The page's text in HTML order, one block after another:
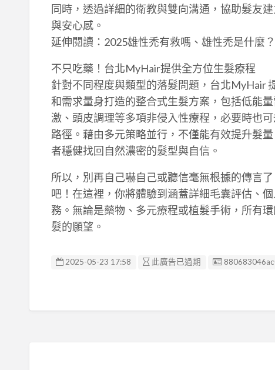
同時，透過詳細的衛教與雙向溝通，協助髮友
與安心感。
延伸閱讀：2025雄性禿有救嗎、雄性禿是什麼
不只吃藥！台北MyHair提供全方位生髮療程
針對不同程度與類型的落髮問題，台北MyHair
和需求量身打造的整合式生髮方案，包括低能
激、頭皮調理等多項非侵入性療程，必要時也
路徑。藉由多元策略並行，不僅能有效提升髮
者穩健找回自然濃密的髮型與自信。
所以，別再自己嚇自己或聽信毫無根據的傳言
吧！在這裡，你將體驗到涵蓋詳細毛囊評估、
務。無論是藥物、多元療程或植髮手術，所有
髮的願望。
2025-05-23 17:58 此廣告已過期 廣告编號